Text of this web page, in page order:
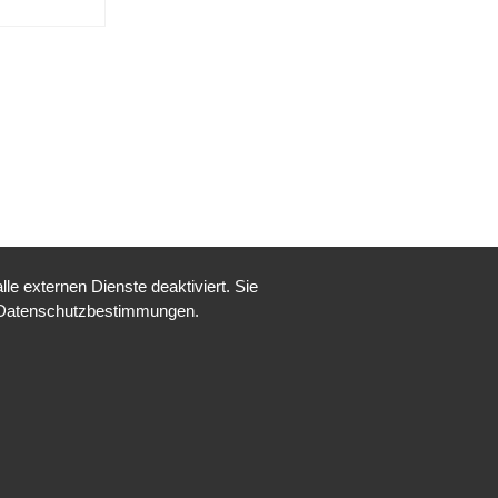
externen Dienste deaktiviert. Sie